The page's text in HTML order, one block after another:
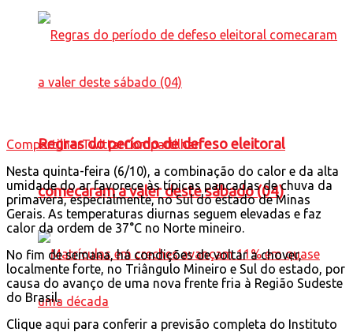
Regras do período de defeso eleitoral
comecaram a valer deste sábado (04)
CompartilharTwittarCompartilhar
Nesta quinta-feira (6/10), a combinação do calor e da alta
umidade do ar favorece às típicas pancadas de chuva da
primavera, especialmente, no Sul do estado de Minas
Gerais. As temperaturas diurnas seguem elevadas e faz
calor da ordem de 37°C no Norte mineiro.
No fim de semana, há condições de voltar a chover,
localmente forte, no Triângulo Mineiro e Sul do estado, por
causa do avanço de uma nova frente fria à Região Sudeste
do Brasil.
Clique aqui para conferir a previsão completa do Instituto